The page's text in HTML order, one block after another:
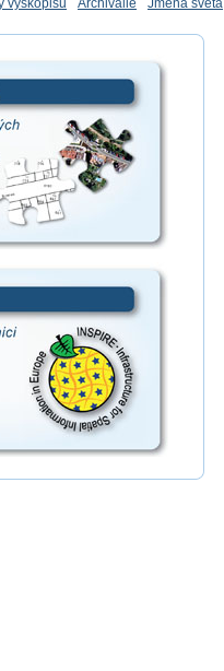
výškopisu Archiválie Jména světa